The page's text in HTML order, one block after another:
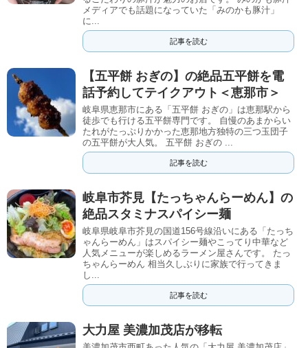
メディアでも話題になっていた「みのかも豚汁」
に...
記事を読む
【五平餅 おぎの】の絶品五平餅を電
話予約してテイクアウト＜恵那市＞
岐阜県恵那市にある「五平餅 おぎの」は恵那駅から
徒歩でも行ける五平餅専門です。 自慢のあまからい
たれがたっぷりかかった恵那地方独特の三つ玉団子
の五平餅が大人気。 五平餅 おぎの ...
記事を読む
岐阜市芥見【たっちゃんらーめん】の
絶品スタミナスパイシー麺
岐阜県岐阜市芥見の国道156号線沿いにある「たっち
ゃんらーめん」はスパイシー麺やこってり中華など
人気メニューが楽しめるラーメン屋さんです。 たっ
ちゃんらーめん 相当久しぶりに家族で行ってきま
し...
記事を読む
大力屋 美濃加茂店が移転